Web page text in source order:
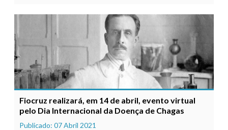
Fiocruz realizará, em 14 de abril, evento virtual
pelo Dia Internacional da Doença de Chagas
Publicado: 07 Abril 2021